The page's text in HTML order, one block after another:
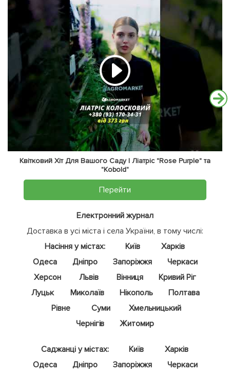
Квітковий Хіт Для Вашого Саду | Ліатріс "Rose Purple" та
"Kobold"
Перейти
Електронний журнал
Доставка в усі міста і села України, в тому числі:
Насіння у містах:
Київ
Харків
Одеса
Дніпро Запоріжжя
Черкаси
Херсон
Львів Вінниця
Кривий Ріг
Луцьк
Миколаїв Нікополь
Полтава
Рівне
Суми
Хмельницький
Чернігів
Житомир
Саджанці у містах: Київ
Харків
Одеса
Дніпро Запоріжжя
Черкаси